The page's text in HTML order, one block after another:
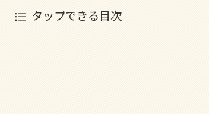
タップできる目次